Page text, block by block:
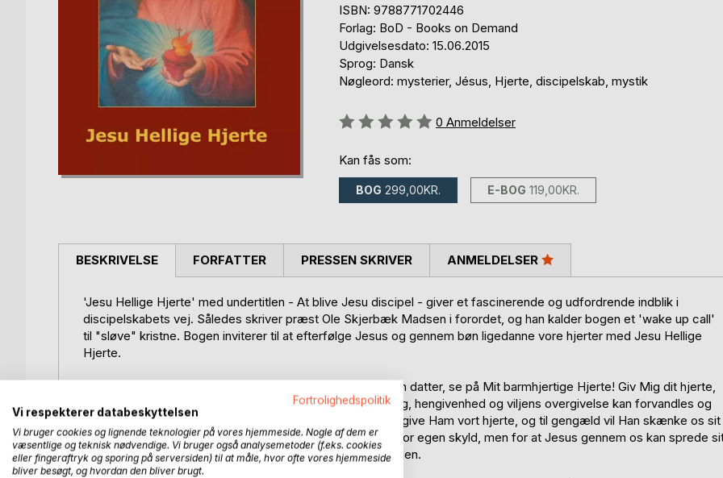
ISBN: 9788771702446
Forlag: BoD - Books on Demand
Udgivelsesdato: 15.06.2015
Sprog: Dansk
Nøgleord: mysterier, Jésus, Hjerte, discipelskab, mystik
Anmeldelse::
0 Anmeldelser
Kan fås som:
BOG 299,00KR. E-BOG 119,00KR.
BESKRIVELSE
'Jesu Hellige Hjerte' med undertitlen - At blive Jesu discipel - giver et fascinerende og udfordrende indblik i
discipelskabets vej. Således skriver præst Ole Skjerbæk Madsen i forordet, og han kalder bogen et 'wake up call'
til "sløve" kristne. Bogen inviterer til at efterfølge Jesus og gennem bøn ligedanne vore hjerter med Jesu Hellige
Hjerte.
I 'Jesu Hellige Hjerte' kalder Jesus insisterende på os: Min datter, se på Mit barmhjertige Hjerte! Giv Mig dit hjerte,
Min søn! og Jesus anviser os, hvordan vi gennem tillid, valg, hengivenhed og viljens overgivelse kan forvandles og
få et nyt sind og Kristus-formes. Jesus opfordrer os til at give Ham vort hjerte, og til gengæld vil Han skænke os sit
kærlige og barmhjertige Hjerte ind i vort hjerte - ikke for vor egen skyld, men for at Jesus gennem os kan sprede
lys, sin kærlighed og barmhjertighed til hele menneskeheden.
FORFATTER PRESSEN SKRIVER ANMELDELSER
Fortrolighedspolitik
Vi respekterer databeskyttelsen
Vi bruger cookies og lignende teknologier på vores hjemmeside. Nogle af dem er
væsentlige og teknisk nødvendige. Vi bruger også analysemetoder (f.eks. cookies
eller fingeraftryk og sporing på serversiden) til at måle, hvor ofte vores hjemmeside
bliver besøgt, og hvordan den bliver brugt.